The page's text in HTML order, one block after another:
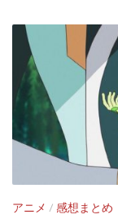
アニメ /感想まとめ